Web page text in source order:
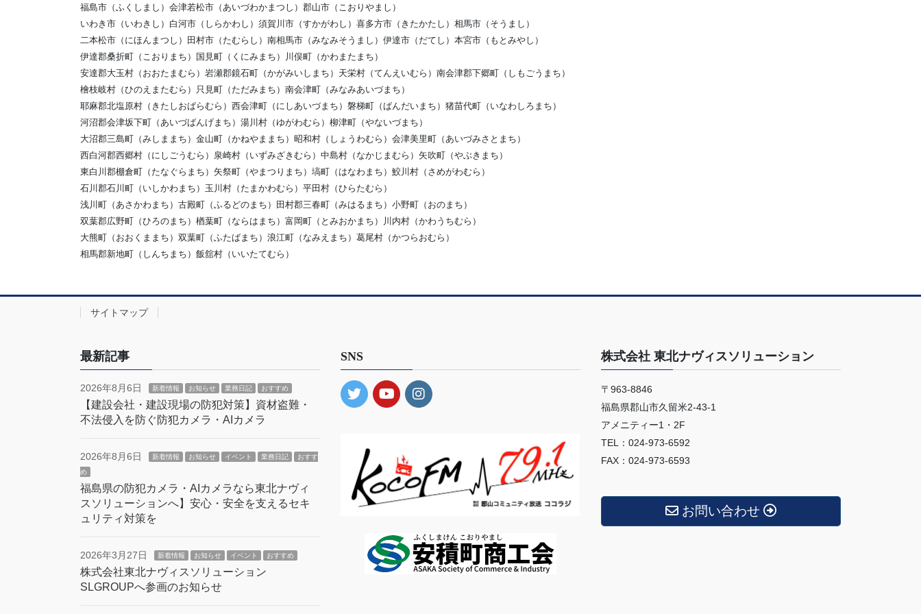
福島市（ふくしまし）会津若松市（あいづわかまつし）郡山市（こおりやまし）
いわき市（いわきし）白河市（しらかわし）須賀川市（すかがわし）喜多方市（きたかたし）相馬市（そうまし）
二本松市（にほんまつし）田村市（たむらし）南相馬市（みなみそうまし）伊達市（だてし）本宮市（もとみやし）
伊達郡桑折町（こおりまち）国見町（くにみまち）川俣町（かわまたまち）
安達郡大玉村（おおたまむら）岩瀬郡鏡石町（かがみいしまち）天栄村（てんえいむら）南会津郡下郷町（しもごうまち）
檜枝岐村（ひのえまたむら）只見町（ただみまち）南会津町（みなみあいづまち）
耶麻郡北塩原村（きたしおばらむら）西会津町（にしあいづまち）磐梯町（ばんだいまち）猪苗代町（いなわしろまち）
河沼郡会津坂下町（あいづばんげまち）湯川村（ゆがわむら）柳津町（やないづまち）
大沼郡三島町（みしままち）金山町（かねやままち）昭和村（しょうわむら）会津美里町（あいづみさとまち）
西白河郡西郷村（にしごうむら）泉崎村（いずみざきむら）中島村（なかじまむら）矢吹町（やぶきまち）
東白川郡棚倉町（たなぐらまち）矢祭町（やまつりまち）塙町（はなわまち）鮫川村（さめがわむら）
石川郡石川町（いしかわまち）玉川村（たまかわむら）平田村（ひらたむら）
浅川町（あさかわまち）古殿町（ふるどのまち）田村郡三春町（みはるまち）小野町（おのまち）
双葉郡広野町（ひろのまち）楢葉町（ならはまち）富岡町（とみおかまち）川内村（かわうちむら）
大熊町（おおくままち）双葉町（ふたばまち）浪江町（なみえまち）葛尾村（かつらおむら）
相馬郡新地町（しんちまち）飯舘村（いいたてむら）
サイトマップ
最新記事
2026年8月6日 新着情報 お知らせ 業務日記 おすすめ
【建設会社・建設現場の防犯対策】資材盗難・
不法侵入を防ぐ防犯カメラ・AIカメラ
2026年8月6日 新着情報 お知らせ イベント 業務日記
おすす
め
福島県の防犯カメラ・AIカメラなら東北ナヴィ
スソリューションへ】安心・安全を支えるセキ
ュリティ対策を
2026年3月27日 新着情報 お知らせ イベント おすすめ
株式会社東北ナヴィスソリューション
SLGROUPへ参画のお知らせ
SNS 株式会社 東北ナヴィスソリューション
〒963-8846
福島県郡山市久留米2-43-1
アメニティー1・2F
TEL：024-973-6592
FAX：024-973-6593
お問い合わせ